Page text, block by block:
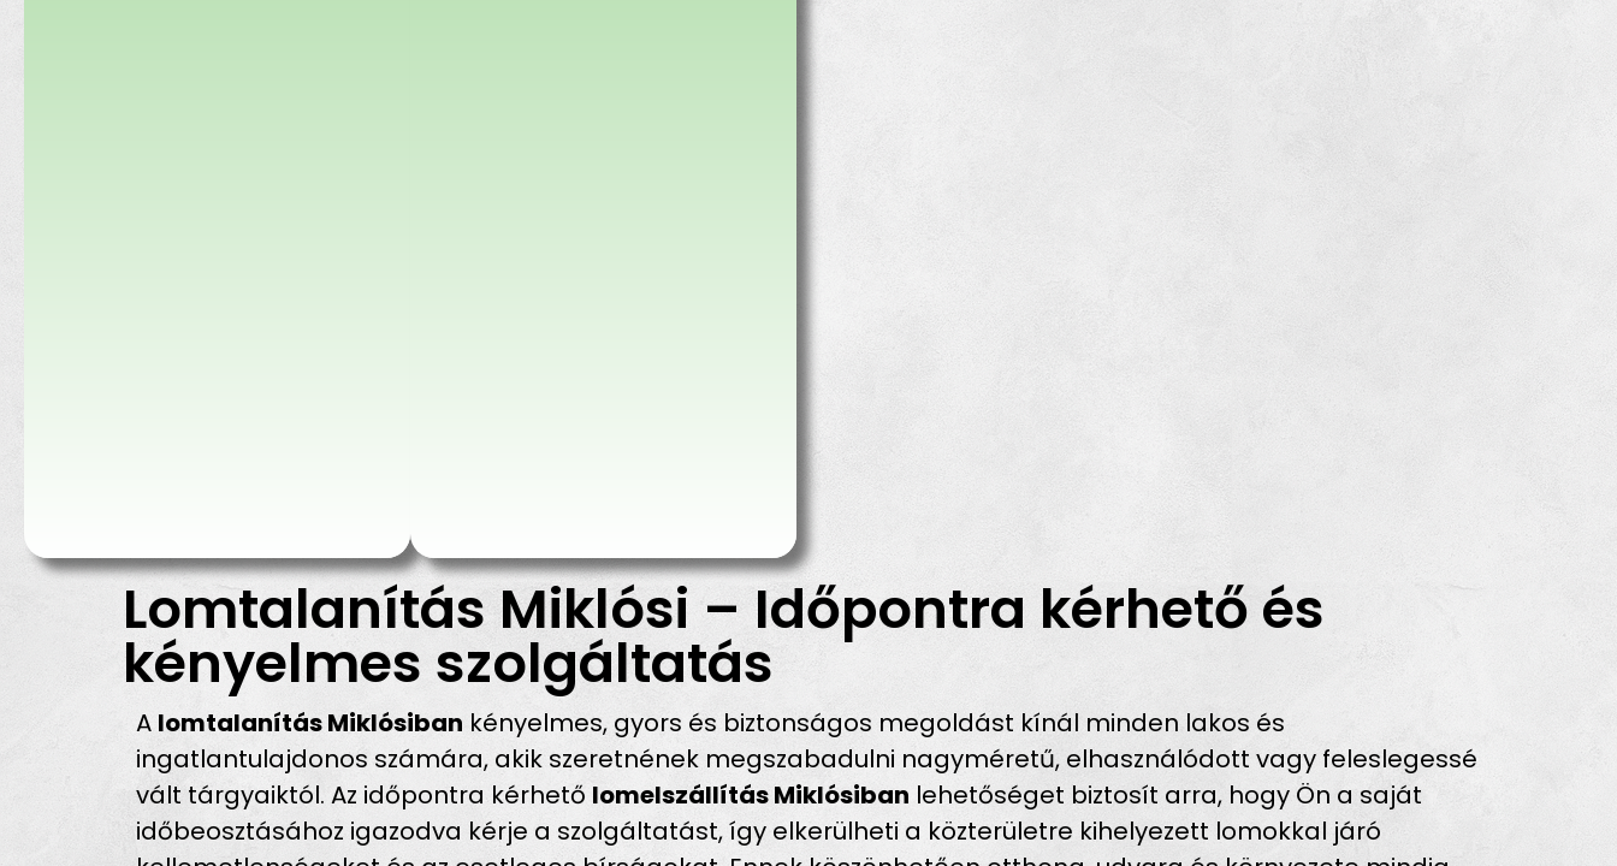
Lomtalanítás Miklósi – Időpontra kérhető és
kényelmes szolgáltatás
A lomtalanítás Miklósiban kényelmes, gyors és biztonságos megoldást kínál minden lakos és
ingatlantulajdonos számára, akik szeretnének megszabadulni nagyméretű, elhasználódott vagy feleslegessé
vált tárgyaiktól. Az időpontra kérhető lomelszállítás Miklósiban lehetőséget biztosít arra, hogy Ön a saját
időbeosztásához igazodva kérje a szolgáltatást, így elkerülheti a közterületre kihelyezett lomokkal járó